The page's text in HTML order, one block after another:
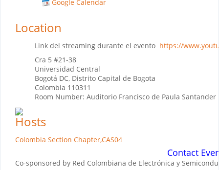
Google Calendar
Location
Link del streaming durante el evento https://
Cra 5 #21-38
Universidad Central
Bogotá DC, Distrito Capital de Bogota
Colombia 110311
Room Number: Auditorio Francisco de Paula Santander
Hosts
Colombia Section Chapter,CAS04
Contact
Co-sponsored by Red Colombiana de Electrónica y